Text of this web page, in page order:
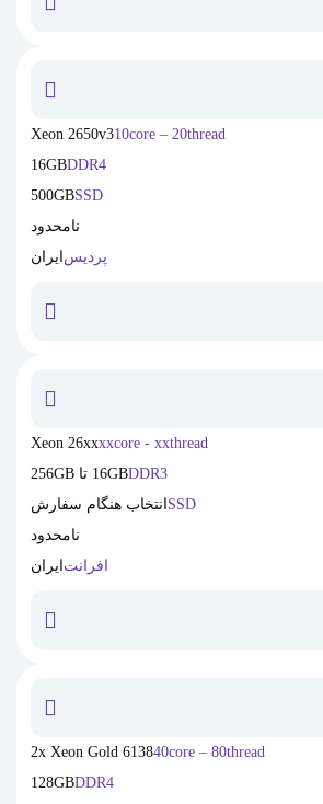
Xeon 2650v310core – 20thread
16GBDDR4
500GBSSD
نامحدود
ایران پردیس
Xeon 26xxxxcore - xxthread
16GB تا 256GBDDR3
انتخاب هنگام سفارش SSD
نامحدود
ایران افرانت
2x Xeon Gold 613840core – 80thread
128GBDDR4